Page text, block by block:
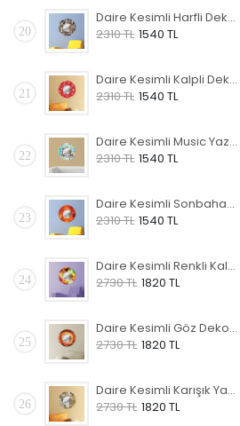
20
Daire Kesimli Harfli Dekoratif Ahşap Çerçeveli Ayna
2310 TL 1540 TL
21
Daire Kesimli Kalpli Dekoratif Ahşap Çerçeveli Ayna
2310 TL 1540 TL
22
Daire Kesimli Music Yazılı Dekoratif Ahşap Çerçeveli Ayna
2310 TL 1540 TL
23
Daire Kesimli Sonbahar Dekoratif Ahşap Çerçeveli Ayna
2310 TL 1540 TL
24
Daire Kesimli Renkli Kalpli Dekoratif Ahşap Çerçeveli Ayna
2730 TL 1820 TL
25
Daire Kesimli Göz Dekoratif Ahşap Çerçeveli Ayna
2730 TL 1820 TL
26
Daire Kesimli Karışık Yazılı Dekoratif Ahşap Çerçeveli Ayna
2730 TL 1820 TL